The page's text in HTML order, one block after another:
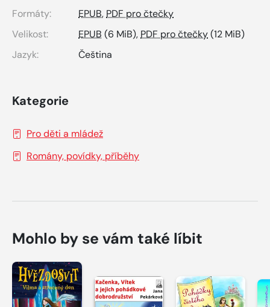
Formáty:
EPUB, PDF pro čtečky
Velikost:
EPUB (6 MiB), PDF pro čtečky(12 MiB)
Jazyk:
Čeština
Kategorie
Pro děti a mládež
Romány, povídky, příběhy
Mohlo by se vám také líbit